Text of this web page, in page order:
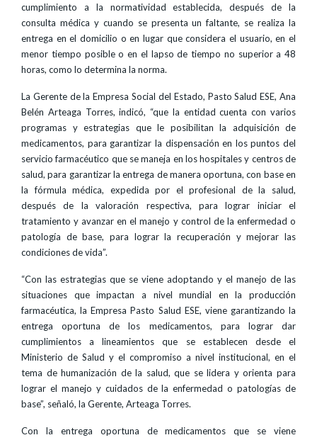
cumplimiento a la normatividad establecida, después de la
consulta médica y cuando se presenta un faltante, se realiza la
entrega en el domicilio o en lugar que considera el usuario, en el
menor tiempo posible o en el lapso de tiempo no superior a 48
horas, como lo determina la norma.
La Gerente de la Empresa Social del Estado, Pasto Salud ESE, Ana
Belén Arteaga Torres, indicó, “que la entidad cuenta con varios
programas y estrategias que le posibilitan la adquisición de
medicamentos, para garantizar la dispensación en los puntos del
servicio farmacéutico que se maneja en los hospitales y centros de
salud, para garantizar la entrega de manera oportuna, con base en
la fórmula médica, expedida por el profesional de la salud,
después de la valoración respectiva, para lograr iniciar el
tratamiento y avanzar en el manejo y control de la enfermedad o
patología de base, para lograr la recuperación y mejorar las
condiciones de vida”.
“Con las estrategias que se viene adoptando y el manejo de las
situaciones que impactan a nivel mundial en la producción
farmacéutica, la Empresa Pasto Salud ESE, viene garantizando la
entrega oportuna de los medicamentos, para lograr dar
cumplimientos a lineamientos que se establecen desde el
Ministerio de Salud y el compromiso a nivel institucional, en el
tema de humanización de la salud, que se lidera y orienta para
lograr el manejo y cuidados de la enfermedad o patologías de
base”, señaló, la Gerente, Arteaga Torres.
Con la entrega oportuna de medicamentos que se viene